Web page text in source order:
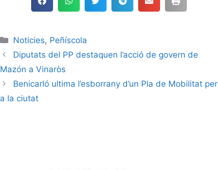
Noticies, Peñíscola
Diputats del PP destaquen l’acció de govern de
Mazón a Vinaròs
Benicarló ultima l’esborrany d’un Pla de Mobilitat per
a la ciutat